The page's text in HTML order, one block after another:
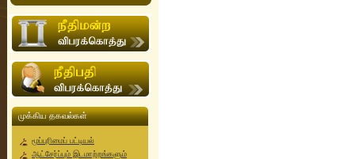
முக்கிய தகவல்கள்
மூப்புரிமைப் பட்டியல்
ஆட்சேர்ப்பும் இடமாற்றங்களும்